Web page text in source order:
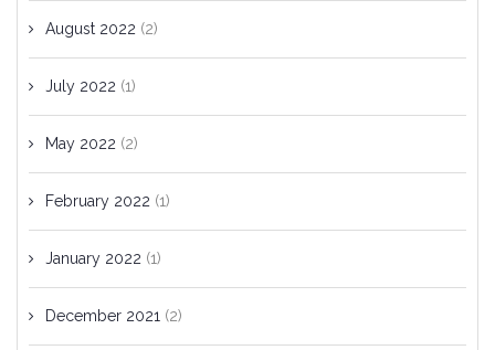
August 2022 (2)
July 2022 (1)
May 2022 (2)
February 2022 (1)
January 2022 (1)
December 2021 (2)